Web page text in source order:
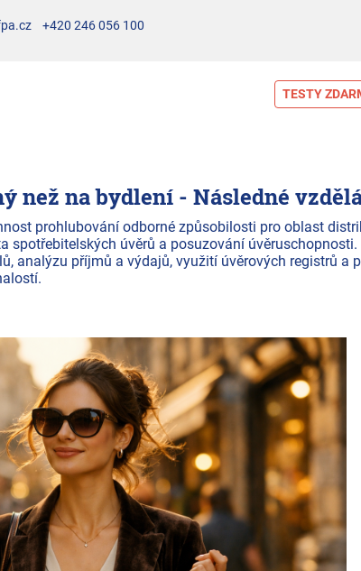
+420 246 056 100
TESTY
než na bydlení - Následné
prohlubování odborné způsobilosti pro oblast
spotřebitelských úvěrů a posuzování úvěruschopnosti.
analýzu příjmů a výdajů, využití úvěrových registrů a